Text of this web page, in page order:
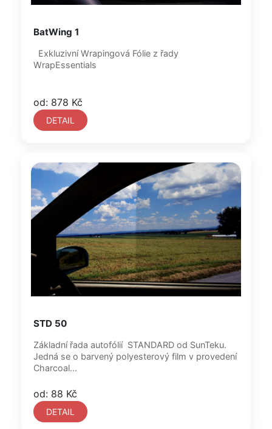
BatWing 1
Exkluzivní Wrapingová Fólie z řady
WrapEssentials
od: 878 Kč
DETAIL
STD 50
Základní řada autofólií STANDARD od SunTeku.
Jedná se o barvený polyesterový film v provedení
Charcoal...
od: 88 Kč
DETAIL